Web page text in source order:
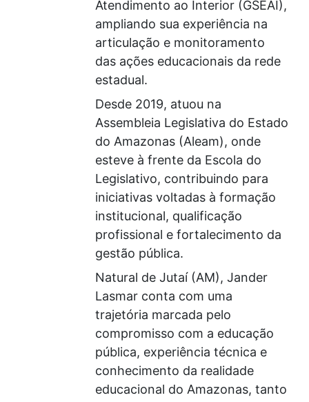
Atendimento ao Interior (GSEAI),
ampliando sua experiência na
articulação e monitoramento
das ações educacionais da rede
estadual.
Desde 2019, atuou na
Assembleia Legislativa do Estado
do Amazonas (Aleam), onde
esteve à frente da Escola do
Legislativo, contribuindo para
iniciativas voltadas à formação
institucional, qualificação
profissional e fortalecimento da
gestão pública.
Natural de Jutaí (AM), Jander
Lasmar conta com uma
trajetória marcada pelo
compromisso com a educação
pública, experiência técnica e
conhecimento da realidade
educacional do Amazonas, tanto